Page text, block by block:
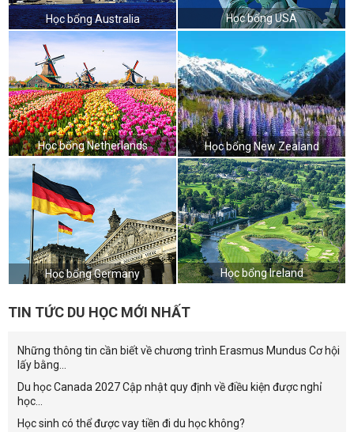
Học bổng Australia Học bổng USA
Học bổng Netherlands Học bổng New Zealand
Học bổng Germany Học bổng Ireland
TIN TỨC DU HỌC MỚI NHẤT
Những thông tin cần biết về chương trình Erasmus Mundus Cơ hội
lấy bằng...
Du học Canada 2027 Cập nhật quy định về điều kiện được nghỉ
học...
Học sinh có thể được vay tiền đi du học không?